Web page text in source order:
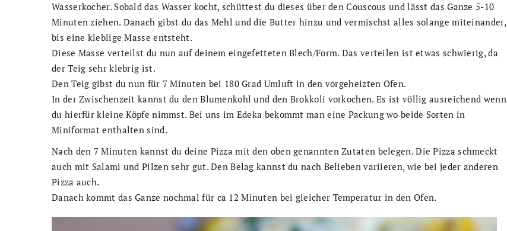
Wasserkocher. Sobald das Wasser kocht, schüttest du dieses über den Couscous und lässt das Ganze 5-10
Minuten ziehen. Danach gibst du das Mehl und die Butter hinzu und vermischst alles solange miteinander,
bis eine kleblige Masse entsteht.
Diese Masse verteilst du nun auf deinem eingefetteten Blech/Form. Das verteilen ist etwas schwierig, da
der Teig sehr klebrig ist.
Den Teig gibst du nun für 7 Minuten bei 180 Grad Umluft in den vorgeheizten Ofen.
In der Zwischenzeit kannst du den Blumenkohl und den Brokkoli vorkochen. Es ist völlig ausreichend wenn
du hierfür kleine Köpfe nimmst. Bei uns im Edeka bekommt man eine Packung wo beide Sorten in
Miniformat enthalten sind.
Nach den 7 Minuten kannst du deine Pizza mit den oben genannten Zutaten belegen. Die Pizza schmeckt
auch mit Salami und Pilzen sehr gut. Den Belag kannst du nach Belieben variieren, wie bei jeder anderen
Pizza auch.
Danach kommt das Ganze nochmal für ca 12 Minuten bei gleicher Temperatur in den Ofen.